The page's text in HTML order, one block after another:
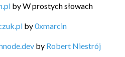
byW prostych słowach
by0xmarcin
by Robert Niestrój